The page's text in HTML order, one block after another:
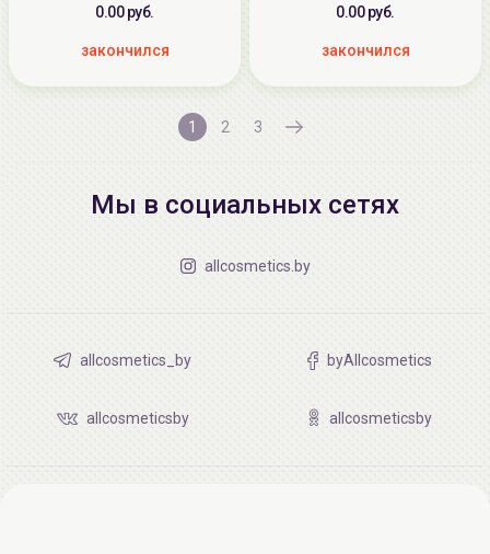
0.00 руб.
закончился
0.00 руб.
закончился
1 2 3
Мы в социальных сетях
allcosmetics.by
allcosmetics_by byAllcosmetics
allcosmeticsby allcosmeticsby